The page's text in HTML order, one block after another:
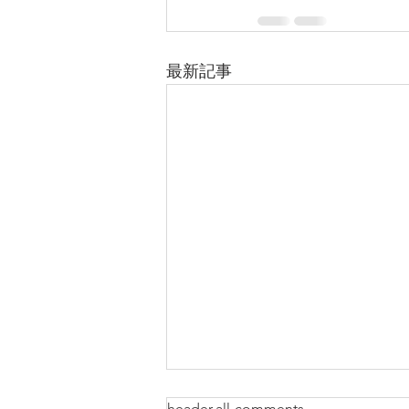
最新記事
【MEO導入事例】名古屋 日